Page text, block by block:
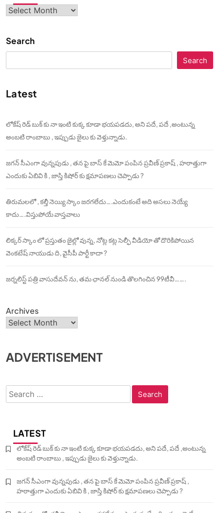
Archives
Search
Search
Latest
లోకేష్ రెడ్ బుక్ కు నా ఇంటి కుక్క కూడా భయపడదు, అని పదే, పదే ,అంటున్న
అంబటి రాంబాబు , ఇప్పుడు జైలు కు వెళ్తున్నాడు.
జగన్ సీఎంగా వున్నపుడు , తన పై బాస్ కే మెమో పంపిన ప్రవీణ్ ప్రకాష్ , హఠాత్తుగా
ఎందుకు ఏబివి కి , జాస్తి కిషోర్ కు క్షమాపణలు చెప్పాడు ?
తిరుమలలో , కల్తీ నెయ్యి స్కాం జరగలేదు….ఎందుకంటే అది అసలు నెయ్యే
కాదు….విస్తుపోయే వాస్తవాలు
లిక్కర్ స్కాం లో ప్రస్తుతం జైల్లో వున్న, నోట్ల కట్ల సెల్ఫీ వీడియో తో దొరికిపోయిన
వెంకటేష్ నాయుడు ది, వైసీపీ పార్టీ కాదా ?
జర్నలిస్ట్ పత్రి వాసుదేవన్ ను, తమ ఛానల్ నుండి తొలగించిన 99టీవీ…….
Archives
ADVERTISEMENT
Search
for:
LATEST
లోకేష్ రెడ్ బుక్ కు నా ఇంటి కుక్క కూడా భయపడదు, అని పదే, పదే ,అంటున్న
అంబటి రాంబాబు , ఇప్పుడు జైలు కు వెళ్తున్నాడు.
జగన్ సీఎంగా వున్నపుడు , తన పై బాస్ కే మెమో పంపిన ప్రవీణ్ ప్రకాష్ ,
హఠాత్తుగా ఎందుకు ఏబివి కి , జాస్తి కిషోర్ కు క్షమాపణలు చెప్పాడు ?